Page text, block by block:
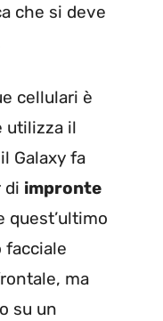
che si deve
cellulari è
utilizza il
Galaxy fa
di impronte
quest’ultimo
facciale
ma
su un